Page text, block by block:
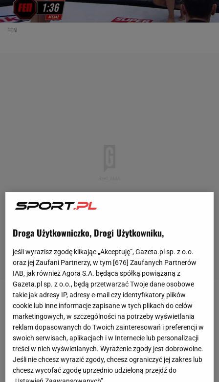
FEN
27-letni Michal Oleksiejczuk robi karierę w UFC
jego pięć lat młodszy brat rozdaje karty w polskiej
federacji FEN. Drugiej sile poKSW. Cezary
Oleksiejczuk (10-2) mierzył się z
doświadczonym AdrianemZielińskim(22-12) i na
jego tle wyglądał po prostu świetnie.
Droga Użytkowniczko, Drogi Użytkowniku,
jeśli wyrazisz zgodę klikając „Akceptuję”, Gazeta.pl sp. z o.o.
oraz jej Zaufani Partnerzy, w tym [676] Zaufanych Partnerów
IAB, jak również Agora S.A. będąca spółką powiązaną z
Gazeta.pl sp. z o.o., będą przetwarzać Twoje dane osobowe
takie jak adresy IP, adresy e-mail czy identyfikatory plików
cookie lub inne informacje zapisane w tych plikach do celów
marketingowych, w szczególności na potrzeby wyświetlania
reklam dopasowanych do Twoich zainteresowań i preferencji w
swoich serwisach, aplikacjach i w Internecie lub personalizacji
treści w nich wyświetlanych. Wyrażenie zgody jest dobrowolne.
Jeśli nie chcesz wyrazić zgody, chcesz ograniczyć jej zakres lub
chcesz wycofać zgodę uprzednio udzieloną przejdź do